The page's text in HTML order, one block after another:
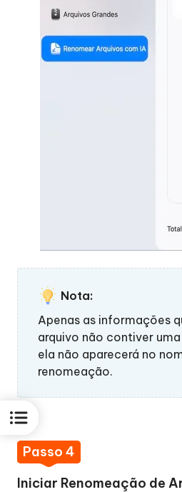
Nota:
Apenas as informações
arquivo não contiver
ela não aparecerá no
renomeação.
Passo 4
Iniciar Renomeação de